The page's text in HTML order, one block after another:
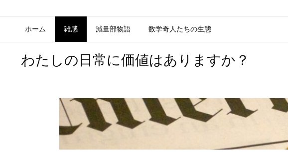
ホーム 雑感 減量部物語 数学奇人たちの生態
わたしの日常に価値はありますか？